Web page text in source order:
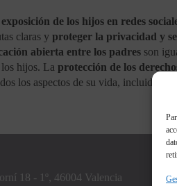
de los hijos en redes
claras y proteger la privacidad y
abierta entre los padres son
hijos. La protección de los
los aspectos de su vida, incluido su
18 - 1º, 46004 Valencia